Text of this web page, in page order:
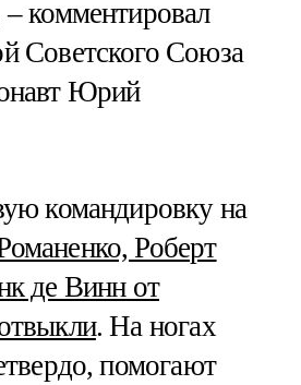
комментировал
Советского Союза
Юрий
командировку на
Роберт
де Винн от
. На ногах
помогают